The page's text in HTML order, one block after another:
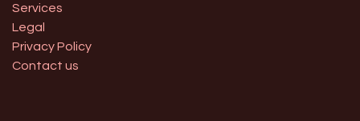
Services
Legal
Privacy Policy
Contact us